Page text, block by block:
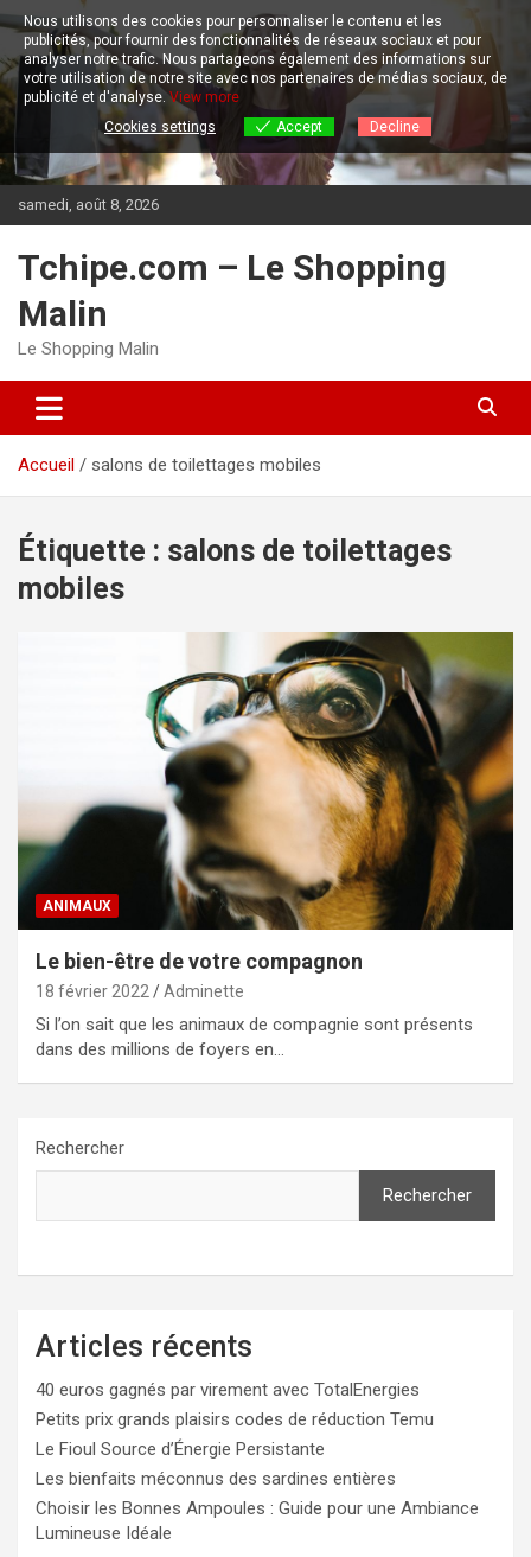
Aller
au
contenu
samedi, août 8, 2026
Tchipe.com – Le Shopping
Malin
Le Shopping Malin
Accueil salons de toilettages mobiles
Étiquette : salons de toilettages
mobiles
ANIMAUX
Le bien-être de votre compagnon
18 février 2022 Adminette
Si l’on sait que les animaux de compagnie sont présents
dans des millions de foyers en…
Rechercher
Rechercher
Articles récents
40 euros gagnés par virement avec TotalEnergies
Petits prix grands plaisirs codes de réduction Temu
Le Fioul Source d’Énergie Persistante
Les bienfaits méconnus des sardines entières
Choisir les Bonnes Ampoules : Guide pour une Ambiance
Lumineuse Idéale
Nous utilisons des cookies pour personnaliser le contenu et les
publicités, pour fournir des fonctionnalités de réseaux sociaux et pour
analyser notre trafic.Nous partageons également des informations sur
votre utilisation de notre site avec nos partenaires de médias sociaux, de
publicité et d'analyse. View more
Cookies settings
Accept Decline